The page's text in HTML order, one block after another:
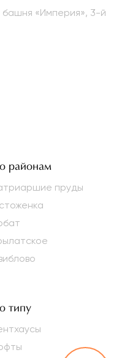
«Империя», 3-й
районам
пруды
типу